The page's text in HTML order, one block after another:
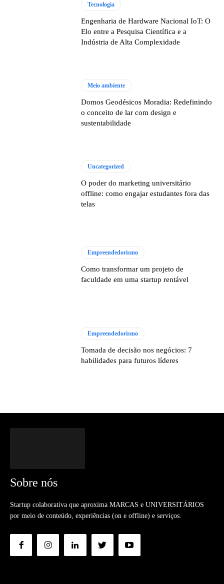
Tecnologia
Engenharia de Hardware Nacional IoT: O
Elo entre a Pesquisa Científica e a
Indústria de Alta Complexidade
Meio ambiente
Domos Geodésicos Moradia: Redefinindo
o conceito de lar com design e
sustentabilidade
Uncategorized
O poder do marketing universitário
offline: como engajar estudantes fora das
telas
Empreendedorismo
Como transformar um projeto de
faculdade em uma startup rentável
Empreendedorismo
Tomada de decisão nos negócios: 7
habilidades para futuros líderes
Sobre nós
Startup colaborativa que aproxima MARCAS e UNIVERSITÁRIOS
por meio de conteúdo, experiências (on e offline) e serviços.